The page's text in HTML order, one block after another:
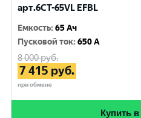
арт.6СТ-65VL EFBL
Емкость:65 Ач
Пусковой ток:650 A
8 000руб.
7 415 руб.
при обмене
Купить